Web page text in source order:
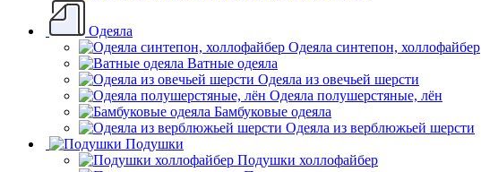
Одеяла
Одеяла синтепон, холлофайбер
Ватные одеяла
Одеяла из овечьей шерсти
Одеяла полушерстяные, лён
Бамбуковые одеяла
Одеяла из верблюжьей шерсти
Подушки
Подушки холлофайбер